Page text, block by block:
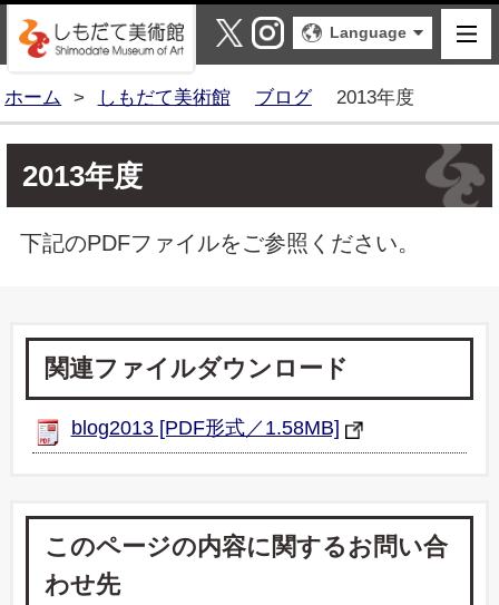
しもだて美術館
X Instagram
Language
ホーム > しもだて美術館 ブログ 2013年度
2013年度
下記のPDFファイルをご参照ください。
関連ファイルダウンロード
blog2013 [PDF形式／1.58MB]
このページの内容に関するお問い合
わせ先